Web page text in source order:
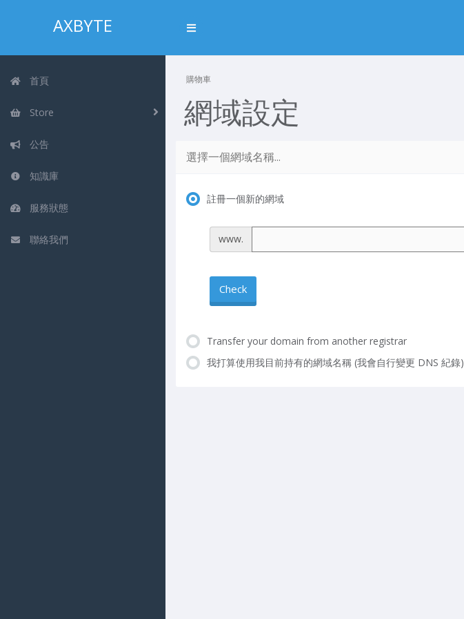
AXBYTE
首頁
Store
公告
知識庫
服務狀態
聯絡我們
購物車
網域設定
選擇一個網域名稱...
註冊一個新的網域
www.
Check
Transfer your domain from another registrar
我打算使用我目前持有的網域名稱 (我會自行變更 DNS 紀錄)